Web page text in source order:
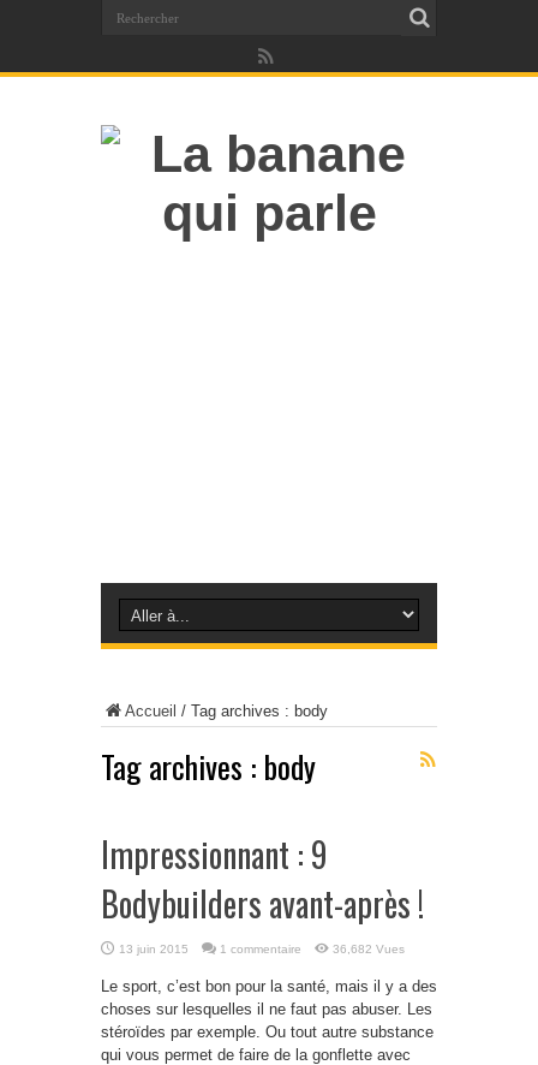
Accueil / Tag archives : body
Tag archives : body
Impressionnant : 9
Bodybuilders avant-après !
13 juin 2015 1 commentaire 36,682 Vues
Le sport, c’est bon pour la santé, mais il y a des
choses sur lesquelles il ne faut pas abuser. Les
stéroïdes par exemple. Ou tout autre substance
qui vous permet de faire de la gonflette avec